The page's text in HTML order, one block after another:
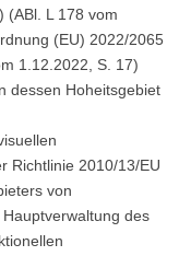
(ABl. L 178 vom
(EU) 2022/2065
1.12.2022, S. 17)
dessen Hoheitsgebiet
Richtlinie 2010/13/EU
von
des